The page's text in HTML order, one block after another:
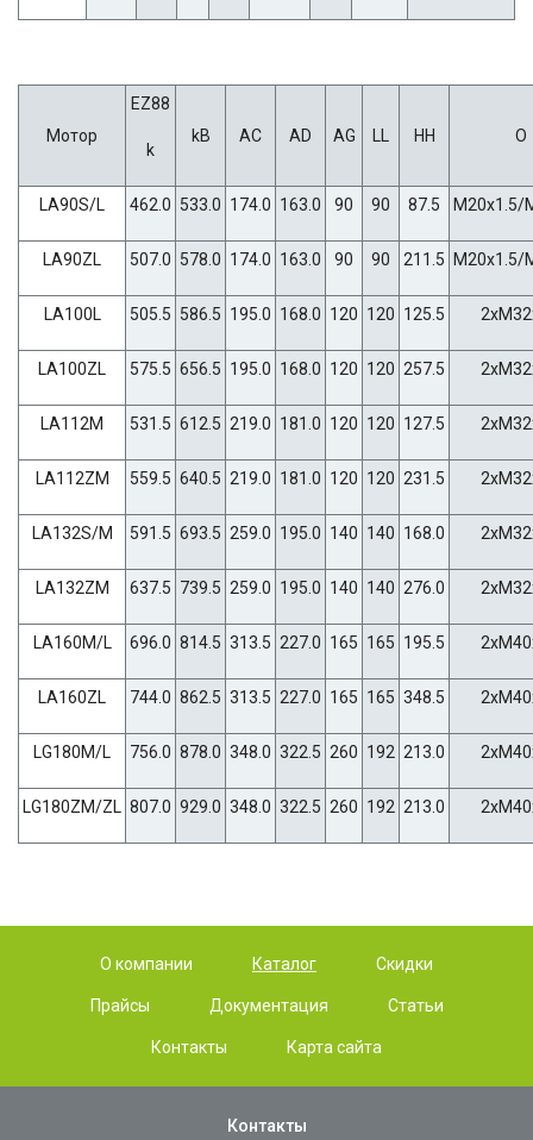
Мотор
EZ88
k
kB AC AD AG HH O
LA90S/L 462.0 533.0 174.0 163.0 90 90 87.5 M20x1.5/
LA90ZL 507.0 578.0 174.0 163.0 90 90 211.5 M20x1.5/
LA100L 505.5 586.5 195.0 168.0 120 120 125.5
LA100ZL 575.5 656.5 195.0 168.0 120 120 257.5
LA112M 531.5 612.5 219.0 181.0 120 120 127.5
LA112ZM 559.5 640.5 219.0 181.0 120 120 231.5
LA132S/M 591.5 693.5 259.0 195.0 140 140 168.0
LA132ZM 637.5 739.5 259.0 195.0 140 140 276.0
LA160M/L 696.0 814.5 313.5 227.0 165 165 195.5
LA160ZL 744.0 862.5 313.5 227.0 165 165 348.5
LG180M/L 756.0 878.0 348.0 322.5 260 192 213.0
LG180ZM/ZL 807.0 929.0 348.0 322.5 260 192 213.0
О компании Каталог Скидки
Прайсы Документация Статьи
Контакты Карта сайта
Контакты